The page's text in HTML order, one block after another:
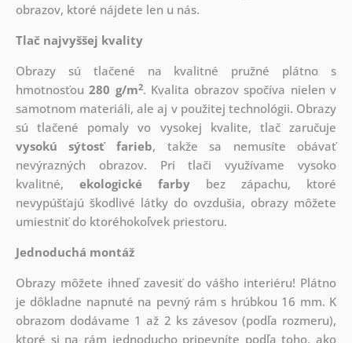
obrazov, ktoré nájdete len u nás.
Tlač najvyššej kvality
Obrazy sú tlačené na kvalitné pružné plátno s
hmotnosťou280 g/m2. Kvalita obrazov spočíva nielen v
samotnom materiáli, ale aj v použitej technológii. Obrazy
sú tlačené pomaly vo vysokej kvalite, tlač zaručuje
vysokú sýtosť farieb, takže sa nemusíte obávať
nevýrazných obrazov. Pri tlači využívame vysoko
kvalitné, ekologické farby bez zápachu, ktoré
nevypúšťajú škodlivé látky do ovzdušia, obrazy môžete
umiestniť do ktoréhokoľvek priestoru.
Jednoduchá montáž
Obrazy môžete ihneď zavesiť do vášho interiéru! Plátno
je dôkladne napnuté na pevný rám s hrúbkou 16 mm. K
obrazom dodávame 1 až 2 ks závesov (podľa rozmeru),
ktoré si na rám jednoducho pripevníte podľa toho, ako